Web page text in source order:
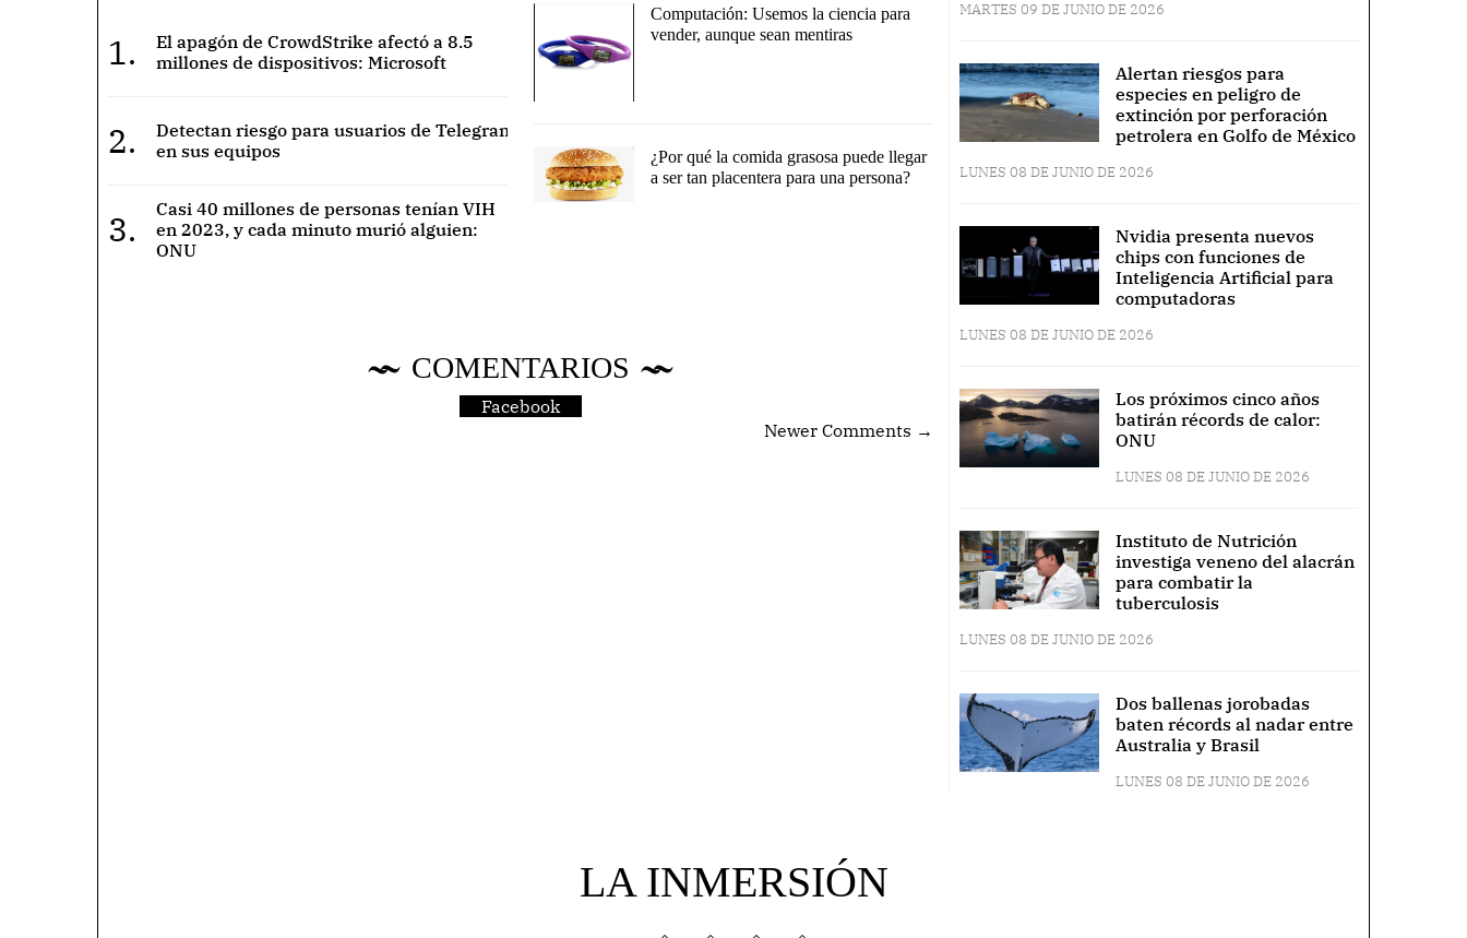
1.
El apagón de CrowdStrike afectó a 8.5
millones de dispositivos: Microsoft
2.
Detectan riesgo para usuarios de Telegram
en sus equipos
3.
Casi 40 millones de personas tenían VIH
en 2023, y cada minuto murió alguien:
ONU
Computación: Usemos la ciencia para
vender, aunque sean mentiras
¿Por qué la comida grasosa puede llegar
a ser tan placentera para una persona?
COMENTARIOS
Facebook
Newer Comments →
MARTES 09 DE JUNIO DE 2026
Alertan riesgos para
especies en peligro de
extinción por perforación
petrolera en Golfo de México
LUNES 08 DE JUNIO DE 2026
Nvidia presenta nuevos
chips con funciones de
Inteligencia Artificial para
computadoras
LUNES 08 DE JUNIO DE 2026
Los próximos cinco años
batirán récords de calor:
ONU
LUNES 08 DE JUNIO DE 2026
Instituto de Nutrición
investiga veneno del alacrán
para combatir la
tuberculosis
LUNES 08 DE JUNIO DE 2026
Dos ballenas jorobadas
baten récords al nadar entre
Australia y Brasil
LUNES 08 DE JUNIO DE 2026
LA INMERSIÓN